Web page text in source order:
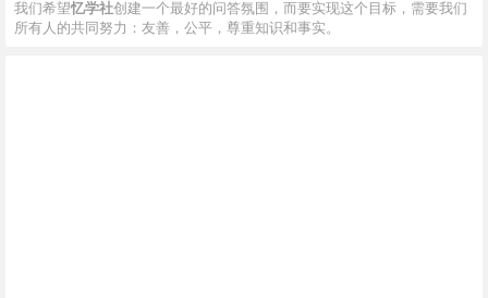
我们希望忆学社创建一个最好的问答氛围，而要实现这个目标，需要我们
所有人的共同努力：友善，公平，尊重知识和事实。